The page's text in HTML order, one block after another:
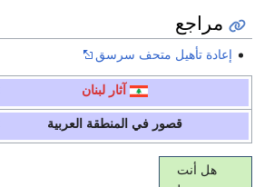
مراجع
إعادة تأهيل متحف سرسق
آثار لبنان
قصور في المنطقة العربية
هل أنت